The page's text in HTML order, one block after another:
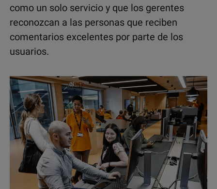
como un solo servicio y que los gerentes
reconozcan a las personas que reciben
comentarios excelentes por parte de los
usuarios.